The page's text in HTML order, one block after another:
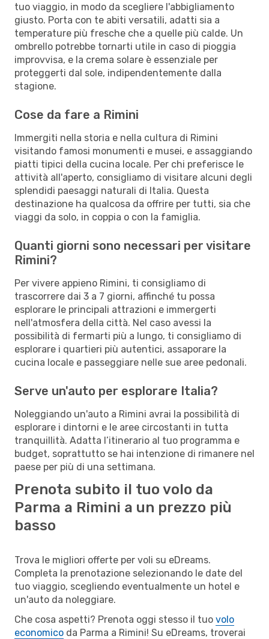
tuo viaggio, in modo da scegliere l'abbigliamento
giusto. Porta con te abiti versatili, adatti sia a
temperature più fresche che a quelle più calde. Un
ombrello potrebbe tornarti utile in caso di pioggia
improvvisa, e la crema solare è essenziale per
proteggerti dal sole, indipendentemente dalla
stagione.
Cose da fare a Rimini
Immergiti nella storia e nella cultura di Rimini
visitando famosi monumenti e musei, e assaggiando
piatti tipici della cucina locale. Per chi preferisce le
attività all'aperto, consigliamo di visitare alcuni degli
splendidi paesaggi naturali di Italia. Questa
destinazione ha qualcosa da offrire per tutti, sia che
viaggi da solo, in coppia o con la famiglia.
Quanti giorni sono necessari per visitare
Rimini?
Per vivere appieno Rimini, ti consigliamo di
trascorrere dai 3 a 7 giorni, affinché tu possa
esplorare le principali attrazioni e immergerti
nell'atmosfera della città. Nel caso avessi la
possibilità di fermarti più a lungo, ti consigliamo di
esplorare i quartieri più autentici, assaporare la
cucina locale e passeggiare nelle sue aree pedonali.
Serve un'auto per esplorare Italia?
Noleggiando un'auto a Rimini avrai la possibilità di
esplorare i dintorni e le aree circostanti in tutta
tranquillità. Adatta l’itinerario al tuo programma e
budget, soprattutto se hai intenzione di rimanere nel
paese per più di una settimana.
Prenota subito il tuo volo da
Parma a Rimini a un prezzo più
basso
Trova le migliori offerte per voli su eDreams.
Completa la prenotazione selezionando le date del
tuo viaggio, scegliendo eventualmente un hotel e
un'auto da noleggiare.
Che cosa aspetti? Prenota oggi stesso il tuo volo
economico da Parma a Rimini! Su eDreams, troverai